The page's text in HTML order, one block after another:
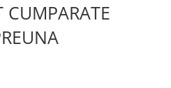
CUMPARATE